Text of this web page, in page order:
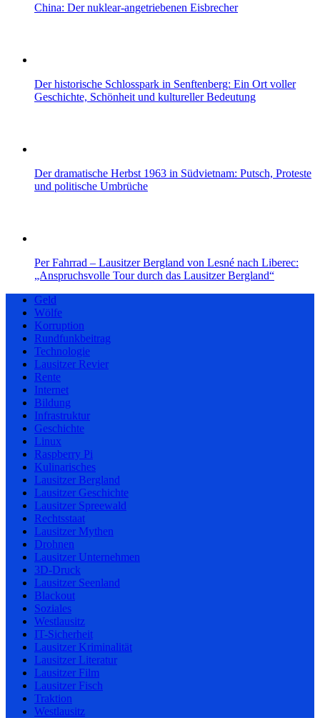
China: Der nuklear-angetriebenen Eisbrecher
Der historische Schlosspark in Senftenberg: Ein Ort voller
Geschichte, Schönheit und kultureller Bedeutung
Der dramatische Herbst 1963 in Südvietnam: Putsch, Proteste
und politische Umbrüche
Per Fahrrad – Lausitzer Bergland von Lesné nach Liberec:
„Anspruchsvolle Tour durch das Lausitzer Bergland“
Geld
Wölfe
Korruption
Rundfunkbeitrag
Technologie
Lausitzer Revier
Rente
Internet
Bildung
Infrastruktur
Geschichte
Linux
Raspberry Pi
Kulinarisches
Lausitzer Bergland
Lausitzer Geschichte
Lausitzer Spreewald
Rechtsstaat
Lausitzer Mythen
Drohnen
Lausitzer Unternehmen
3D-Druck
Lausitzer Seenland
Blackout
Soziales
Westlausitz
IT-Sicherheit
Lausitzer Kriminalität
Lausitzer Literatur
Lausitzer Film
Lausitzer Fisch
Traktion
Westlausitz